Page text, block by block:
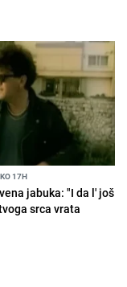
17H
jabuka: "I da l' još
srca vrata